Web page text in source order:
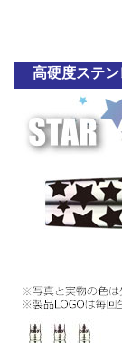
高硬度ステ